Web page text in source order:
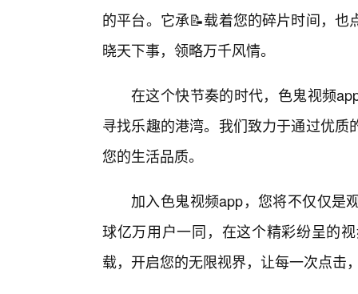
的平台。它承📝载着您的碎片时间，
晓天下事，领略万千风情。
在这个快节奏的时代，色鬼视频
寻找乐趣的港湾。我们致力于通过优
您的生活品质。
加入色鬼视频app，您将不仅仅是
球亿万用户一同，在这个精彩纷呈的
载，开启您的无限视界，让每一次点击